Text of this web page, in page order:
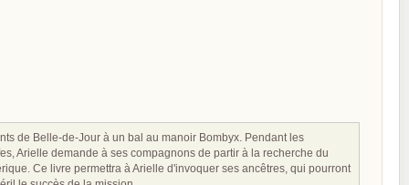
de Belle-de-Jour à un bal au manoir Bombyx. Pendant les
Arielle demande à ses compagnons de partir à la recherche du
Ce livre permettra à Arielle d'invoquer ses ancêtres, qui pourront